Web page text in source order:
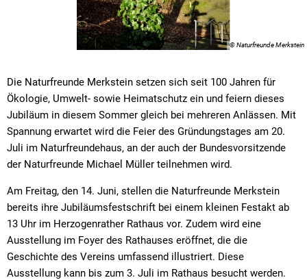
© Naturfreunde Merkstein
Die Naturfreunde Merkstein setzen sich seit 100 Jahren für
Ökologie, Umwelt- sowie Heimatschutz ein und feiern dieses
Jubiläum in diesem Sommer gleich bei mehreren Anlässen. Mit
Spannung erwartet wird die Feier des Gründungstages am 20.
Juli im Naturfreundehaus, an der auch der Bundesvorsitzende
der Naturfreunde Michael Müller teilnehmen wird.
Am Freitag, den 14. Juni, stellen die Naturfreunde Merkstein
bereits ihre Jubiläumsfestschrift bei einem kleinen Festakt ab
13 Uhr im Herzogenrather Rathaus vor. Zudem wird eine
Ausstellung im Foyer des Rathauses eröffnet, die die
Geschichte des Vereins umfassend illustriert. Diese
Ausstellung kann bis zum 3. Juli im Rathaus besucht werden.